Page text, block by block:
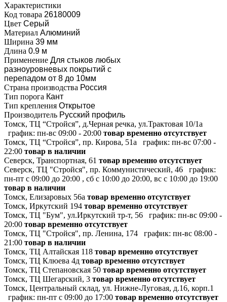
Характеристики
Код товара 26180009
Цвет Серый
Материал Алюминий
Ширина 39 мм
Длина 0.9 м
Применение Для стыков любых
разноуровневых покрытий с
перепадом от 8 до 10мм
Страна производства Россия
Тип порога Кант
Тип крепления Открытое
Производитель Русский профиль
Томск, ТЦ “Стройся”, д.Черная речка, ул.Трактовая 10/1а
график: пн-вс 09:00 - 20:00 товар временно отсутствует
Томск, ТЦ “Стройся”, пр. Кирова, 51а
график: пн-вс 07:00 -
22:00 товар в наличии
Северск, Транспортная, 61 товар временно отсутствует
Северск, ТЦ "Стройся", пр. Коммунистический, 46
график:
пн-пт с 09:00 до 20:00 , сб с 10:00 до 20:00, вс с 10:00 до 19:00
товар в наличии
Томск, Елизаровых 56а товар временно отсутствует
Томск, Иркутский 194 товар временно отсутствует
Томск, ТЦ "Бум", ул.Иркутский тр-т, 56
график: пн-вс 09:00 -
20:00 товар временно отсутствует
Томск, ТЦ "Стройся", пр. Ленина, 174
график: пн-вс 08:00 -
21:00 товар в наличии
Томск, ТЦ Алтайская 118 товар временно отсутствует
Томск, ТЦ Клюева 4д товар временно отсутствует
Томск, ТЦ Степановская 50 товар временно отсутствует
Томск, ТЦ Шегарский, 3 товар временно отсутствует
Томск, Центральный склад, ул. Нижне-Луговая, д.16, корп.1
график: пн-пт с 09:00 до 17:00 товар временно отсутствует